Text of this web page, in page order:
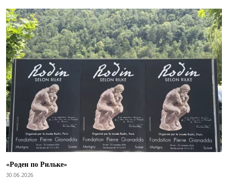
«Роден по Рильке»
30.06.2026